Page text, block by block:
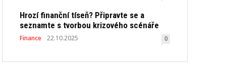
Hrozí finanční tíseň? Připravte se a
seznamte s tvorbou krizového scénáře
Finance 22.10.2025 0